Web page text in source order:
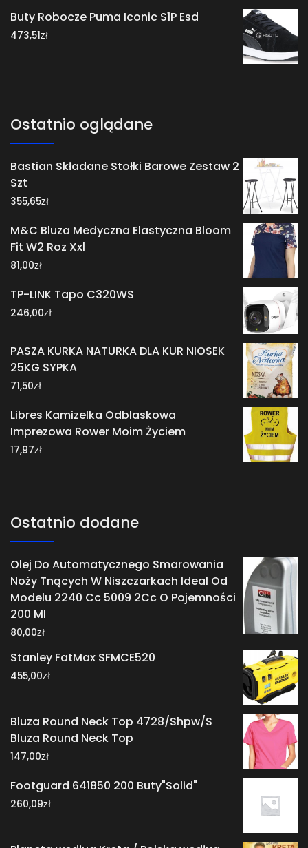
Buty Robocze Puma Iconic S1P Esd
473,51zł
Ostatnio oglądane
Bastian Składane Stołki Barowe Zestaw 2
Szt
355,65zł
M&C Bluza Medyczna Elastyczna Bloom
Fit W2 Roz Xxl
81,00zł
TP-LINK Tapo C320WS
246,00zł
PASZA KURKA NATURKA DLA KUR NIOSEK
25KG SYPKA
71,50zł
Libres Kamizelka Odblaskowa
Imprezowa Rower Moim Życiem
17,97zł
Ostatnio dodane
Olej Do Automatycznego Smarowania
Noży Tnących W Niszczarkach Ideal Od
Modelu 2240 Cc 5009 2Cc O Pojemności
200 Ml
80,00zł
Stanley FatMax SFMCE520
455,00zł
Bluza Round Neck Top 4728/Shpw/S
Bluza Round Neck Top
147,00zł
Footguard 641850 200 Buty"Solid"
260,09zł